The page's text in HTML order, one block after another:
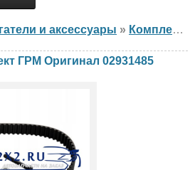
и аксессуары » Комплект ГРМ
ГРМ Оригинал 02931485